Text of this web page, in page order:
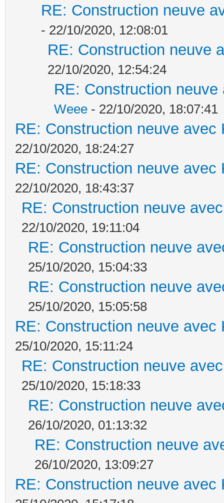
RE: Construction neuve
- 22/10/2020, 12:08:01
RE: Construction neuve
22/10/2020, 12:54:24
RE: Construction
Weee - 22/10/2020, 18:07:41
RE: Construction neuve avec
22/10/2020, 18:24:27
RE: Construction neuve avec
22/10/2020, 18:43:37
RE: Construction neuve
22/10/2020, 19:11:04
RE: Construction neuve
25/10/2020, 15:04:33
RE: Construction neuve
25/10/2020, 15:05:58
RE: Construction neuve avec
25/10/2020, 15:11:24
RE: Construction neuve
25/10/2020, 15:18:33
RE: Construction neuve
26/10/2020, 01:13:32
RE: Construction neuve
26/10/2020, 13:09:27
RE: Construction neuve avec